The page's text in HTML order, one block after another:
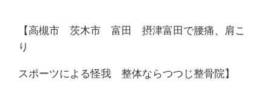
【高槻市 茨木市 富田 摂津富田で腰痛、肩こ
り
スポーツによる怪我 整体ならつつじ整骨院】